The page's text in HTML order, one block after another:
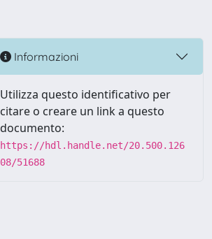
Informazioni
Utilizza questo identificativo per
citare o creare un link a questo
documento:
https://hdl.handle.net/20.500.126
08/51688